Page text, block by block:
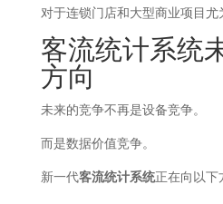
对于连锁门店和大型商业项目尤
客流统计系统
方向
未来的竞争不再是设备竞争。
而是数据价值竞争。
新一代客流统计系统正在向以下